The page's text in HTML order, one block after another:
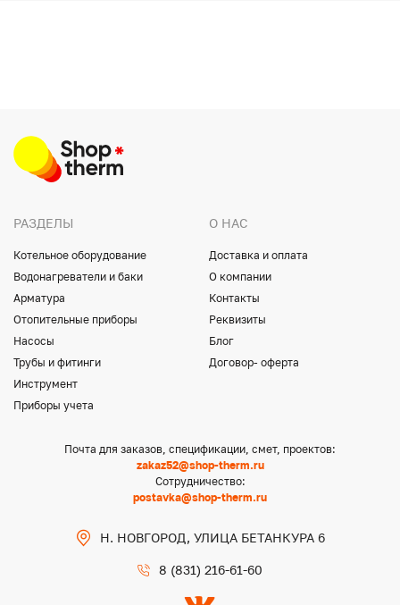
РАЗДЕЛЫ
Котельное оборудование
Водонагреватели и баки
Арматура
Отопительные приборы
Насосы
Трубы и фитинги
Инструмент
Приборы учета
О НАС
Доставка и оплата
О компании
Контакты
Реквизиты
Блог
Договор- оферта
Почта для заказов, спецификации, смет, проектов:
zakaz52@shop-therm.ru
Сотрудничество:
postavka@shop-therm.ru
Н. НОВГОРОД, УЛИЦА БЕТАНКУРА 6
8 (831) 216-61-60